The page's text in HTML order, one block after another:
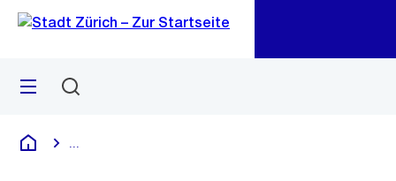
Navigation
Sprunglink
Menü
Deutsch